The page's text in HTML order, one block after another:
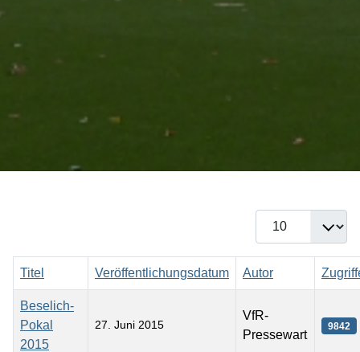
Anzeige #
Titel Veröffentlichungsdatum Autor
Beselich-
Pokal
2015
27. Juni 2015
VfR-
Pressewart
9842